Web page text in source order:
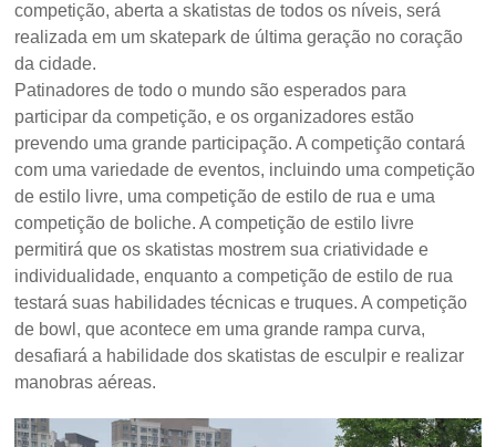
competição, aberta a skatistas de todos os níveis, será
realizada em um skatepark de última geração no coração
da cidade.
Patinadores de todo o mundo são esperados para
participar da competição, e os organizadores estão
prevendo uma grande participação. A competição contará
com uma variedade de eventos, incluindo uma competição
de estilo livre, uma competição de estilo de rua e uma
competição de boliche. A competição de estilo livre
permitirá que os skatistas mostrem sua criatividade e
individualidade, enquanto a competição de estilo de rua
testará suas habilidades técnicas e truques. A competição
de bowl, que acontece em uma grande rampa curva,
desafiará a habilidade dos skatistas de esculpir e realizar
manobras aéreas.